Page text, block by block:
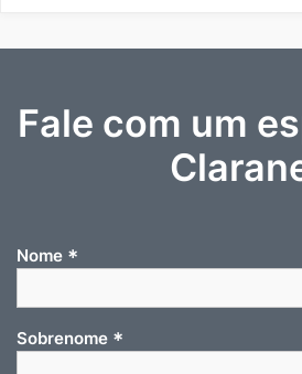
Fale com um
Nome *
Sobrenome *